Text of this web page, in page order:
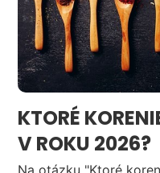
KTORÉ
V ROKU 2026?
Na otázku "Ktoré